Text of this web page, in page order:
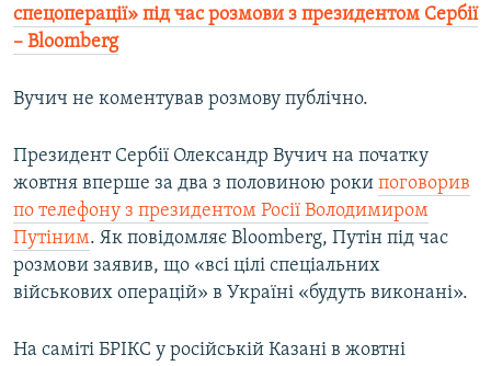
спецоперації» під час розмови з президентом Сербії
– Bloomberg
Вучич не коментував розмову публічно.
Президент Сербії Олександр Вучич на початку
жовтня вперше за два з половиною роки поговорив
по телефону з президентом Росії Володимиром
Путіним. Як повідомляє Bloomberg, Путін під час
розмови заявив, що «всі цілі спеціальних
військових операцій» в Україні «будуть виконані».
На саміті БРІКС у російській Казані в жовтні